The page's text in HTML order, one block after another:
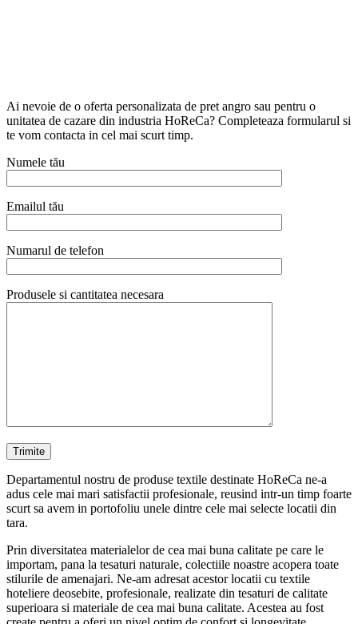
Ai nevoie de o oferta personalizata de pret angro sau pentru o
unitatea de cazare din industria HoReCa? Completeaza formularul si
te vom contacta in cel mai scurt timp.
Numele tău
Emailul tău
Numarul de telefon
Produsele si cantitatea necesara
Departamentul nostru de produse textile destinate HoReCa ne-a
adus cele mai mari satisfactii profesionale, reusind intr-un timp foarte
scurt sa avem in portofoliu unele dintre cele mai selecte locatii din
tara.
Prin diversitatea materialelor de cea mai buna calitate pe care le
importam, pana la tesaturi naturale, colectiile noastre acopera toate
stilurile de amenajari. Ne-am adresat acestor locatii cu textile
hoteliere deosebite, profesionale, realizate din tesaturi de calitate
superioara si materiale de cea mai buna calitate. Acestea au fost